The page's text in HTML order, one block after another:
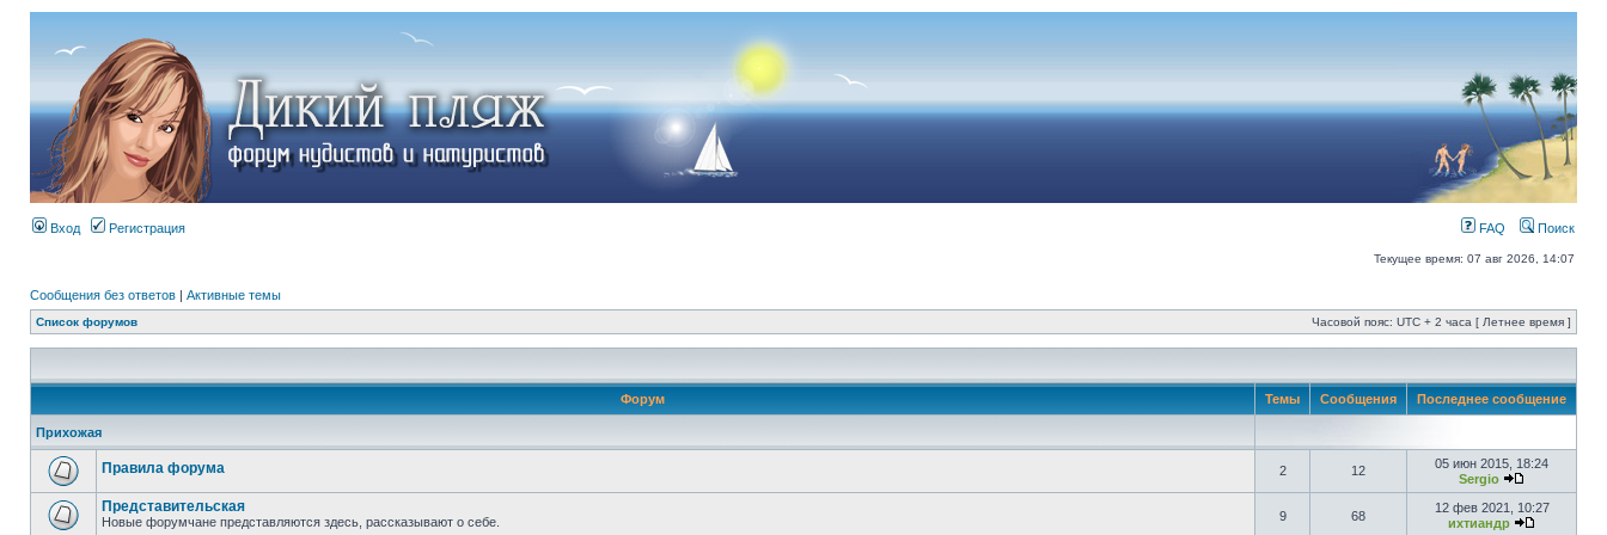
Вход Регистрация FAQ Поиск
Текущее время: 07 авг 2026, 14:07
Сообщения без ответов | Активные темы
Список форумов Часовой пояс: UTC + 2 часа [ Летнее время ]
Форум Темы Сообщения Последнее сообщение
Прихожая
Правила форума 2 12
05 июн 2015, 18:24
Sergio
Представительская
Новые форумчане представляются здесь, рассказывают о себе. 9 68
12 фев 2021, 10:27
ихтиандр